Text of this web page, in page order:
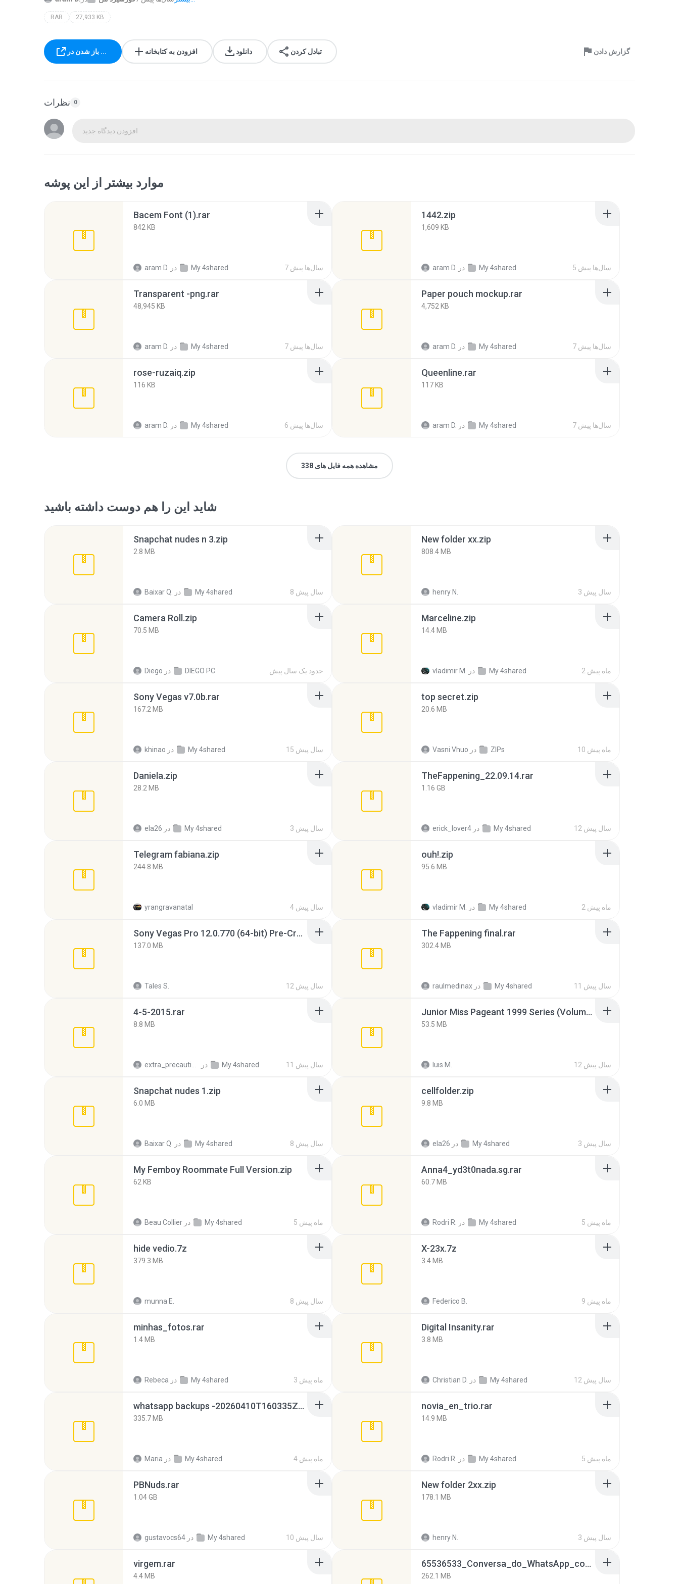
RAR 27,933 KB
باز شدن در ... افزودن به کتابخانه دانلود تبادل کردن گزارش دادن
نظرات 0
افزودن دیدگاه جدید
موارد بیشتر از این پوشه
Bacem Font (1).rar
842 KB
aram D. در My 4shared 7 سال‌ها پیش
1442.zip
1,609 KB
aram D. در My 4shared 5 سال‌ها پیش
Transparent -png.rar
48,945 KB
aram D. در My 4shared 7 سال‌ها پیش
Paper pouch mockup.rar
4,752 KB
aram D. در My 4shared 7 سال‌ها پیش
rose-ruzaiq.zip
116 KB
aram D. در My 4shared 6 سال‌ها پیش
Queenline.rar
117 KB
aram D. در My 4shared 7 سال‌ها پیش
مشاهده همه فایل های 338
شاید این را هم دوست داشته باشید
Snapchat nudes n 3.zip
2.8 MB
Baixar Q. در My 4shared 8 سال پیش
New folder xx.zip
808.4 MB
henry N. 3 سال پیش
Camera Roll.zip
70.5 MB
Diego در DIEGO PC حدود یک سال پیش
Marceline.zip
14.4 MB
vladimir M. در My 4shared 2 ماه پیش
Sony Vegas v7.0b.rar
167.2 MB
khinao در My 4shared 15 سال پیش
top secret.zip
20.6 MB
Vasni Vhuo در ZIPs 10 ماه پیش
Daniela.zip
28.2 MB
ela26 در My 4shared 3 سال پیش
TheFappening_22.09.14.rar
1.16 GB
erick_lover4 در My 4shared 12 سال پیش
Telegram fabiana.zip
244.8 MB
yrangravanatal 4 سال پیش
ouh!.zip
95.6 MB
vladimir M. در My 4shared 2 ماه پیش
Sony Vegas Pro 12.0.770 (64-bit) Pre-Cracked.zip
137.0 MB
Tales S. 12 سال پیش
The Fappening final.rar
302.4 MB
raulmedinax در My 4shared 11 سال پیش
4-5-2015.rar
8.8 MB
در My 4shared 11 سال پیش
Junior Miss Pageant 1999 Series (Volume I Part I NC 6).7z
53.5 MB
luis M. 12 سال پیش
Snapchat nudes 1.zip
6.0 MB
Baixar Q. در My 4shared 8 سال پیش
cellfolder.zip
9.8 MB
ela26 در My 4shared 3 سال پیش
My Femboy Roommate Full Version.zip
62 KB
Beau Collier در My 4shared 5 ماه پیش
Anna4_yd3t0nada.sg.rar
60.7 MB
Rodri R. در My 4shared 5 ماه پیش
hide vedio.7z
379.3 MB
munna E. 8 سال پیش
X-23x.7z
3.4 MB
Federico B. 9 ماه پیش
minhas_fotos.rar
1.4 MB
Rebeca در My 4shared 3 ماه پیش
Digital Insanity.rar
3.8 MB
Christian D. در My 4shared 12 سال پیش
whatsapp backups -20260410T160335Z-3-001.zip
335.7 MB
Maria در My 4shared 4 ماه پیش
novia_en_trio.rar
14.9 MB
Rodri R. در My 4shared 5 ماه پیش
PBNuds.rar
1.04 GB
gustavocs64 در My 4shared 10 سال پیش
New folder 2xx.zip
178.1 MB
henry N. 3 سال پیش
virgem.rar
4.4 MB
65536533_Conversa_do_WhatsApp_com_Meu_Esposo.zip
262.1 MB